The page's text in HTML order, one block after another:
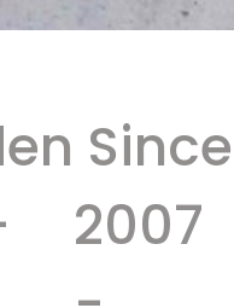
Since
2007